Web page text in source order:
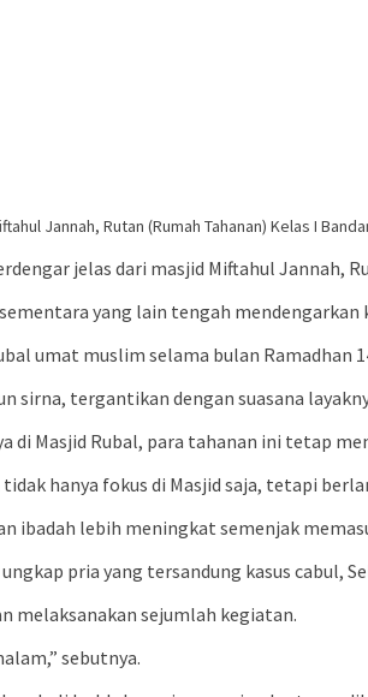
Jannah, Rutan (Rumah Tahanan) Kelas I
jelas dari masjid Miftahul Jannah,
yang lain tengah mendengarkan
umat muslim selama bulan Ramadhan
sirna, tergantikan dengan suasana
di Masjid Rubal, para tahanan ini tetap
hanya fokus di Masjid saja, tetapi
ibadah lebih meningkat semenjak
pria yang tersandung kasus cabul,
melaksanakan sejumlah kegiatan.
sebutnya.